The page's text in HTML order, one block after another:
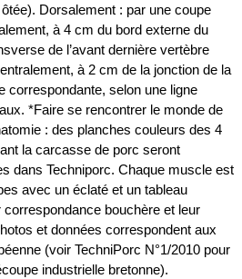
Dorsalement : par une coupe
à 4 cm du bord externe du
de l’avant dernière vertèbre
à 2 cm de la jonction de la
correspondante, selon une ligne
*Faire se rencontrer le monde de
: des planches couleurs des 4
la carcasse de porc seront
dans Techniporc. Chaque muscle est
avec un éclaté et un tableau
bouchère et leur
et données correspondent aux
(voir TechniPorc N°1/2010 pour
industrielle bretonne).